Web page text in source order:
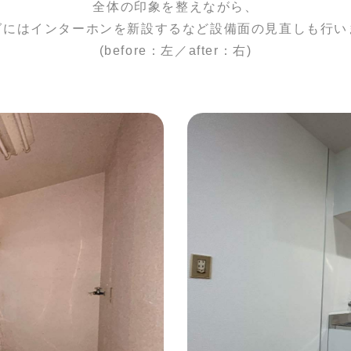
全体の印象を整えながら、
はインターホンを新設するなど設備面の見直しも行
(before：左／after：右)